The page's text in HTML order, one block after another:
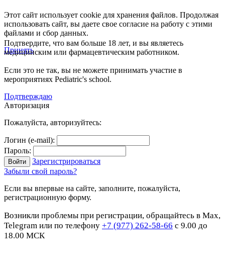
Этот сайт использует cookie для хранения файлов. Продолжая
использовать сайт, вы даете свое согласие на работу с этими
файлами и сбор данных.
Принять
Подтвердите, что вам больше 18 лет, и вы являетесь
медицинским или фармацевтическим работником.
Если это не так, вы не можете принимать участие в
мероприятиях Pediatric's school.
Подтверждаю
Авторизация
Пожалуйста, авторизуйтесь:
Логин (e-mail):
Пароль:
Зарегистрироваться
Забыли свой пароль?
Если вы впервые на сайте, заполните, пожалуйста,
регистрационную форму.
Возникли проблемы при регистрации, обращайтесь в Max,
Telegram или по телефону +7 (977) 262-58-66 с 9.00 до
18.00 МСК